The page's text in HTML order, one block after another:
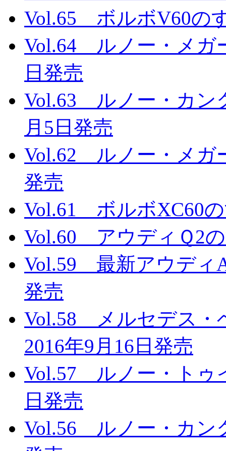
Vol.65 ボルボV60の
Vol.64 ルノー・メガ
日発売
Vol.63 ルノー・カン
月5日発売
Vol.62 ルノー・メガ
発売
Vol.61 ボルボXC60
Vol.60 アウディＱ2
Vol.59 最新アウディ
発売
Vol.58 メルセデス
2016年9月16日発売
Vol.57 ルノー・トゥ
日発売
Vol.56 ルノー・カン